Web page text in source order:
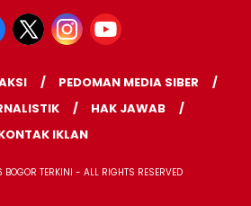
PEDOMAN MEDIA SIBER
HAK JAWAB
IKLAN
TERKINI - ALL RIGHTS RESERVED